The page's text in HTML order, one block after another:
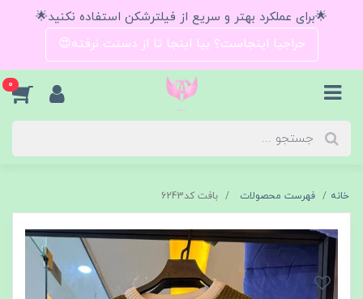
🌟برای عملکرد بهتر و سریع از فیلترشکن استفاده نکنید🌟
حراجیا اینجاست؟ بیا اینجا تا از دستت نرفته😍
0
خانه فهرست محصولات بافت کد6243